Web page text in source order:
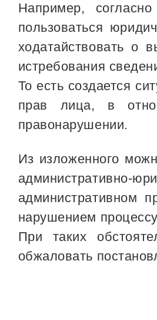
Например,
пользоваться
ходатайствовать о
истребования
То есть создается
прав лица, в
правонарушении.
Из изложенного
административно-
административном
нарушением
При таких
обжаловать